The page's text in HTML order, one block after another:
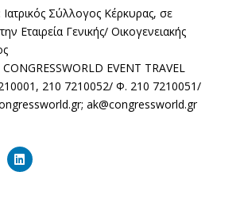
Ιατρικός Σύλλογος Κέρκυρας, σε
Εταιρεία Γενικής/ Οικογενειακής
CONGRESSWORLD EVENT TRAVEL
210 7210052/ Φ. 210 7210051/
ak@congressworld.gr